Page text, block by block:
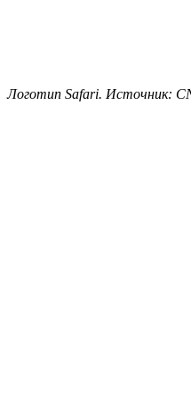
Логотип Safari. Источник: